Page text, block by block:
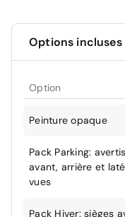
Options incluses
Option
Peinture opaque
Pack Parking:
avant, arrière et
vues
Pack Hiver: sièges